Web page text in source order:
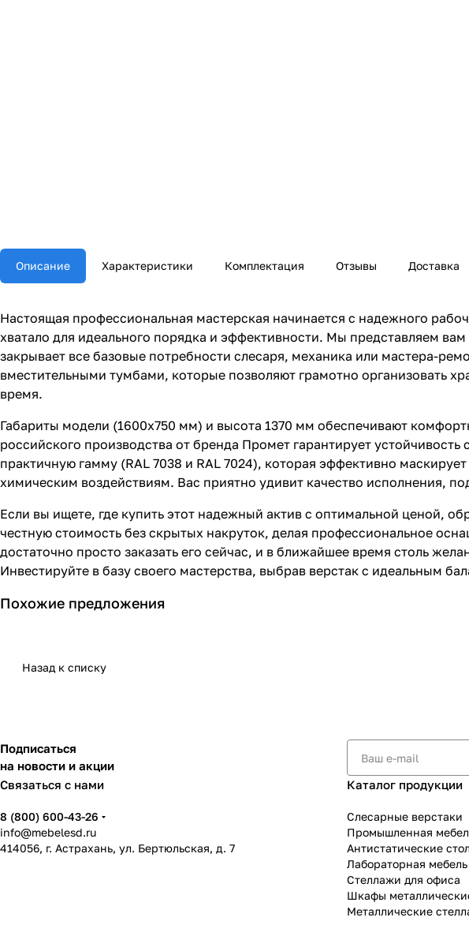
Описание Характеристики Комплектация Отзывы Доставка
Настоящая профессиональная мастерская начинается с надежного
хватало для идеального порядка и эффективности. Мы представляем
закрывает все базовые потребности слесаря, механика или мастера-
вместительными тумбами, которые позволяют грамотно организовать
время.
Габариты модели (1600х750 мм) и высота 1370 мм обеспечивают
российского производства от бренда Промет гарантирует
практичную гамму (RAL 7038 и RAL 7024), которая эффективно
химическим воздействиям. Вас приятно удивит качество исполнения,
Если вы ищете, где купить этот надежный актив с оптимальной ценой,
честную стоимость без скрытых накруток, делая профессиональное
достаточно просто заказать его сейчас, и в ближайшее время столь
Инвестируйте в базу своего мастерства, выбрав верстак с идеальным
Похожие предложения
Назад к списку
Подписаться
на новости и акции
Связаться с нами
8 (800) 600-43-26
info@mebelesd.ru
414056, г. Астрахань, ул. Бертюльская, д. 7
Каталог продукции
Слесарные верстаки
Промышленная
Антистатические
Лабораторная мебель
Стеллажи для офиса
Шкафы
Металлические